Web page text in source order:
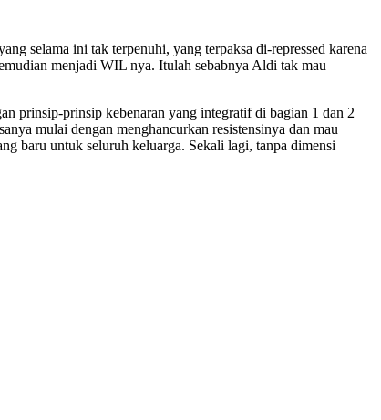
selama ini tak terpenuhi, yang terpaksa di-repressed karena
menjadi WIL nya. Itulah sebabnya Aldi tak mau
prinsip-prinsip kebenaran yang integratif di bagian 1 dan 2
mulai dengan menghancurkan resistensinya dan mau
baru untuk seluruh keluarga. Sekali lagi, tanpa dimensi